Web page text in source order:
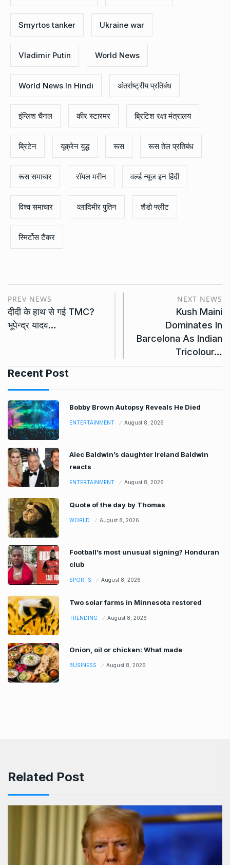
Smyrtos tanker Ukraine war
Vladimir Putin World News
World News In Hindi अंतर्राष्ट्रीय प्रतिबंध
इंग्लिश चैनल कीर स्टारमर ब्रिटिश रक्षा मंत्रालय
ब्रिटेन यूक्रेन युद्ध रूस रूस तेल प्रतिबंध
रूस समाचार रॉयल मरीन वर्ल्ड न्यूज इन हिंदी
विश्व समाचार व्लादिमीर पुतिन शैडो फ्लीट
स्मिर्टोस टैंकर
PREV NEWS
दीदी के हाथ से गई TMC?
भूपेन्द्र यादव…
NEXT NEWS
Kush Maini
Dominates In
Barcelona As Indian
Tricolour…
Recent Post
Bobby Brown Autopsy Reveals He Died
ENTERTAINMENT August 8, 2026
Alec Baldwin’s daughter Ireland Baldwin
reacts
ENTERTAINMENT August 8, 2026
Quote of the day by Thomas
WORLD August 8, 2026
Football’s most unusual signing? Honduran
club
SPORTS August 8, 2026
Two solar farms in Minnesota restored
TRENDING August 8, 2026
Onion, oil or chicken: What made
BUSINESS August 8, 2026
Related Post